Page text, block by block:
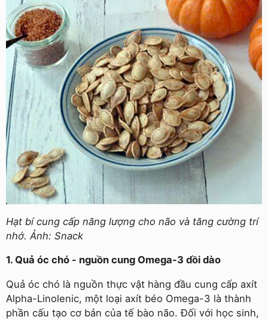
Hạt bí cung cấp năng lượng cho não và tăng cường trí
nhớ. Ảnh: Snack
1. Quả óc chó - nguồn cung Omega-3 dồi dào
Quả óc chó là nguồn thực vật hàng đầu cung cấp axít
Alpha-Linolenic, một loại axít béo Omega-3 là thành
phần cấu tạo cơ bản của tế bào não. Đối với học sinh,